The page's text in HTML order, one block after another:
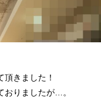
きました！
おりましたが…。